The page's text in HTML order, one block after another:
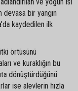
bir yangın
kaydedilen ilk
örtüsünü
ve kuraklığın bu
dönüştürdüğünü
ise alevlerin hızla